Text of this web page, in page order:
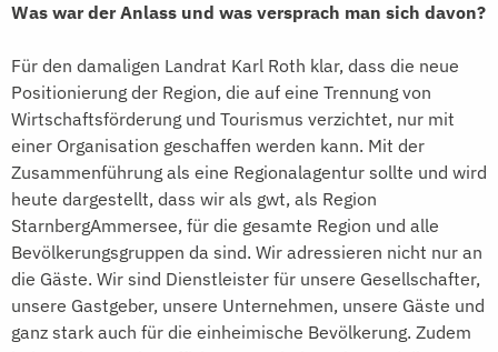
Was war der Anlass und was versprach man sich davon?
Für den damaligen Landrat Karl Roth klar, dass die neue
Positionierung der Region, die auf eine Trennung von
Wirtschaftsförderung und Tourismus verzichtet, nur mit
einer Organisation geschaffen werden kann. Mit der
Zusammenführung als eine Regionalagentur sollte und wird
heute dargestellt, dass wir als gwt, als Region
StarnbergAmmersee, für die gesamte Region und alle
Bevölkerungsgruppen da sind. Wir adressieren nicht nur an
die Gäste. Wir sind Dienstleister für unsere Gesellschafter,
unsere Gastgeber, unsere Unternehmen, unsere Gäste und
ganz stark auch für die einheimische Bevölkerung. Zudem